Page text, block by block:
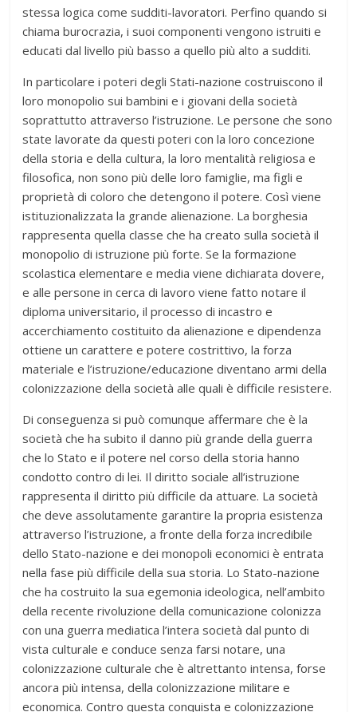
stessa logica come sudditi-lavoratori. Perfino quando si
chiama burocrazia, i suoi componenti vengono istruiti e
educati dal livello più basso a quello più alto a sudditi.
In particolare i poteri degli Stati-nazione costruiscono il
loro monopolio sui bambini e i giovani della società
soprattutto attraverso l’istruzione. Le persone che sono
state lavorate da questi poteri con la loro concezione
della storia e della cultura, la loro mentalità religiosa e
filosofica, non sono più delle loro famiglie, ma figli e
proprietà di coloro che detengono il potere. Così viene
istituzionalizzata la grande alienazione. La borghesia
rappresenta quella classe che ha creato sulla società il
monopolio di istruzione più forte. Se la formazione
scolastica elementare e media viene dichiarata dovere,
e alle persone in cerca di lavoro viene fatto notare il
diploma universitario, il processo di incastro e
accerchiamento costituito da alienazione e dipendenza
ottiene un carattere e potere costrittivo, la forza
materiale e l’istruzione/educazione diventano armi della
colonizzazione della società alle quali è difficile resistere.
Di conseguenza si può comunque affermare che è la
società che ha subito il danno più grande della guerra
che lo Stato e il potere nel corso della storia hanno
condotto contro di lei. Il diritto sociale all’istruzione
rappresenta il diritto più difficile da attuare. La società
che deve assolutamente garantire la propria esistenza
attraverso l’istruzione, a fronte della forza incredibile
dello Stato-nazione e dei monopoli economici è entrata
nella fase più difficile della sua storia. Lo Stato-nazione
che ha costruito la sua egemonia ideologica, nell’ambito
della recente rivoluzione della comunicazione colonizza
con una guerra mediatica l’intera società dal punto di
vista culturale e conduce senza farsi notare, una
colonizzazione culturale che è altrettanto intensa, forse
ancora più intensa, della colonizzazione militare e
economica. Contro questa conquista e colonizzazione